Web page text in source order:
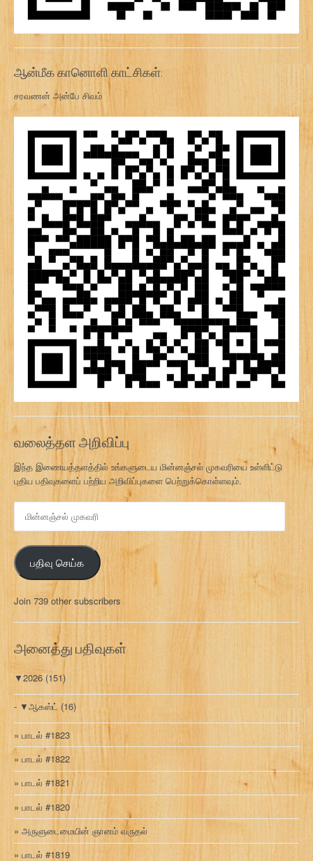
ஆன்மீக கானொளி காட்சிகள்:
சரவணன் அன்பே சிவம்
வலைத்தள அறிவிப்பு
இந்த இணையத்தளத்தில் உங்களுடைய மின்னஞ்சல் முகவரியை உள்ளிட்டு
புதிய பதிவுகளைப் பற்றிய அறிவிப்புகளை பெற்றுக்கொள்ளவும்.
ன
ஞ்
ச
ல்
க
வ
பதிவு செய்க
Join 739 other subscribers
அனைத்து பதிவுகள்
▼2026 (151)
▼ஆகஸ்ட் (16)
பாடல் #1823
பாடல் #1822
பாடல் #1821
பாடல் #1820
அருளுடைமையின் ஞானம் வருதல்
பாடல் #1819